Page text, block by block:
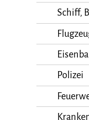
Schiff,
Polizei